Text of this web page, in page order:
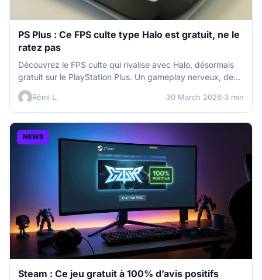
PS Plus : Ce FPS culte type Halo est gratuit, ne le
ratez pas
Découvrez le FPS culte qui rivalise avec Halo, désormais
gratuit sur le PlayStation Plus. Un gameplay nerveux, des
graphismes 4K…
Rémi L. 30 March 2026·3 min
NEWS
Steam : Ce jeu gratuit à 100% d’avis positifs